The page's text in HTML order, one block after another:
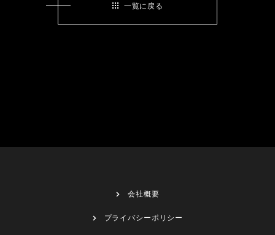
一覧に戻る
会社概要
プライバシーポリシー